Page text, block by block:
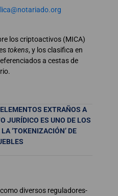
los criptoactivos (MICA)
tokens, y los clasifica en
a cestas de
EXTRAÑOS A
JURÍDICO ES UNO DE LOS
‘TOKENIZACIÓN’ DE
diversos reguladores-